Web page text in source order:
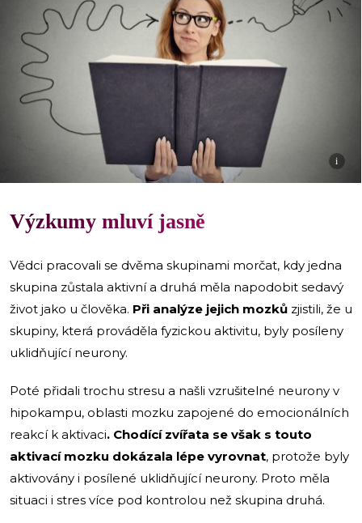
i
Výzkumy mluví jasně
Vědci pracovali se dvěma skupinami morčat, kdy jedna
skupina zůstala aktivní a druhá měla napodobit sedavý
život jako u člověka. Při analýze jejich mozků zjistili, že u
skupiny, která prováděla fyzickou aktivitu, byly posíleny
uklidňující neurony.
Poté přidali trochu stresu a našli vzrušitelné neurony v
hipokampu, oblasti mozku zapojené do emocionálních
reakcí k aktivaci. Chodící zvířata se však s touto
aktivací mozku dokázala lépe vyrovnat, protože byly
aktivovány i posílené uklidňující neurony. Proto měla
situaci i stres více pod kontrolou než skupina druhá.